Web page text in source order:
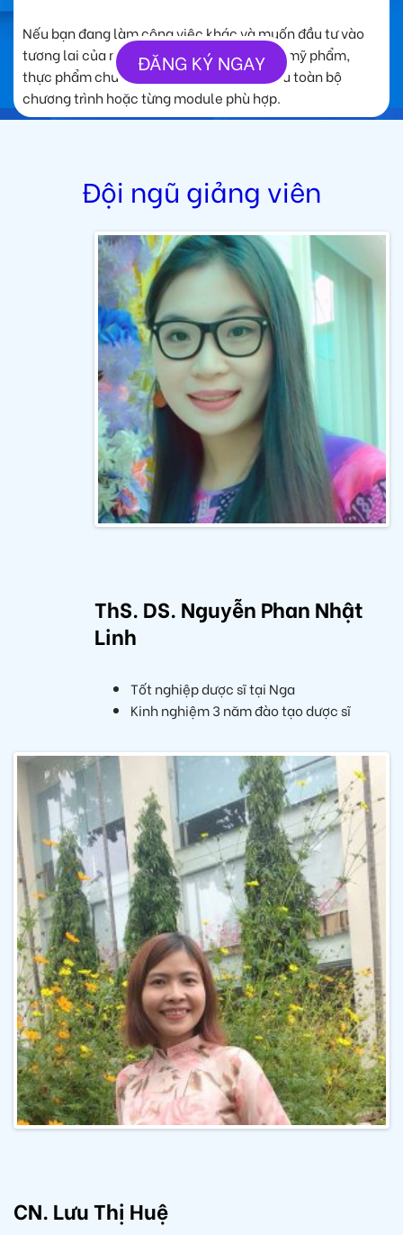
Nếu bạn đang làm công việc khác và muốn đầu tư vào
tương lai của mình với ngành dược phẩm, mỹ phẩm,
thực phẩm chức năng, bạn có thể tìm hiểu toàn bộ
chương trình hoặc từng module phù hợp.
ĐĂNG KÝ NGAY
Đội ngũ giảng viên
ThS. DS. Nguyễn Phan Nhật
Linh
Tốt nghiệp dược sĩ tại Nga
Kinh nghiệm 3 năm đào tạo dược sĩ
CN. Lưu Thị Huệ